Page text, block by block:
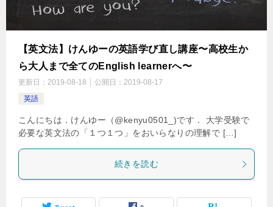
【英文法】けんゆーの英語学び直し講座〜高校生か
ら大人まで全てのEnglish learnerへ〜
更新日： 2019-08-18 公開日： 2019-08-17
英語
こんにちは．けんゆー（@kenyu0501_)です． 大学受験で
必要な英文法の「１つ１つ」をおいらなりの理解で […]
続きを読む